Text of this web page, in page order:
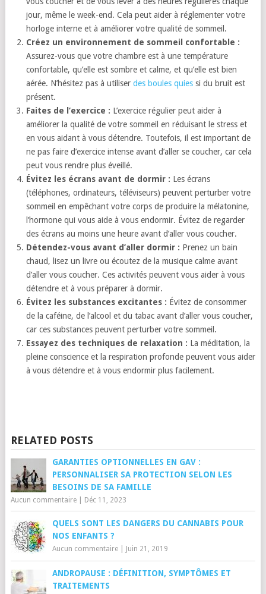
jour, même le week-end. Cela peut aider à réglementer votre
horloge interne et à améliorer votre qualité de sommeil.
Créez un environnement de sommeil confortable :
Assurez-vous que votre chambre est à une température
confortable, qu’elle est sombre et calme, et qu’elle est bien
aérée. N’hésitez pas à utiliserdes boules quies si du bruit est
présent.
Faites de l’exercice : L’exercice régulier peut aider à
améliorer la qualité de votre sommeil en réduisant le stress et
en vous aidant à vous détendre. Toutefois, il est important de
ne pas faire d’exercice intense avant d’aller se coucher, car cela
peut vous rendre plus éveillé.
Évitez les écrans avant de dormir : Les écrans
(téléphones, ordinateurs, téléviseurs) peuvent perturber votre
sommeil en empêchant votre corps de produire la mélatonine,
l’hormone qui vous aide à vous endormir. Évitez de regarder
des écrans au moins une heure avant d’aller vous coucher.
Détendez-vous avant d’aller dormir : Prenez un bain
chaud, lisez un livre ou écoutez de la musique calme avant
d’aller vous coucher. Ces activités peuvent vous aider à vous
détendre et à vous préparer à dormir.
Évitez les substances excitantes : Évitez de consommer
de la caféine, de l’alcool et du tabac avant d’aller vous coucher,
car ces substances peuvent perturber votre sommeil.
Essayez des techniques de relaxation : La méditation, la
pleine conscience et la respiration profonde peuvent vous aider
à vous détendre et à vous endormir plus facilement.
RELATED POSTS
GARANTIES OPTIONNELLES EN GAV :
PERSONNALISER SA PROTECTION SELON LES
BESOINS DE SA FAMILLE
Aucun commentaire| Déc 11, 2023
QUELS SONT LES DANGERS DU CANNABIS POUR
NOS ENFANTS ?
Aucun commentaire| Juin 21, 2019
ANDROPAUSE : DÉFINITION, SYMPTÔMES ET
TRAITEMENTS